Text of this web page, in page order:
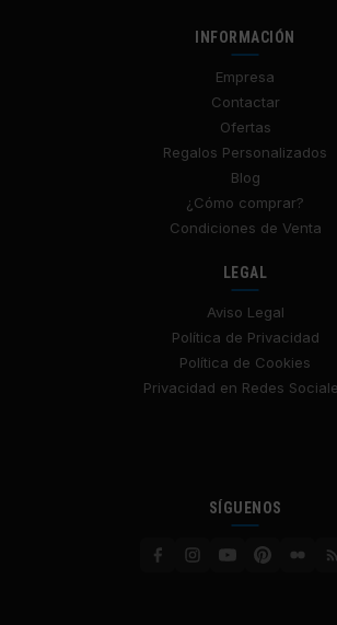
INFORMACIÓN
Empresa
Contactar
Ofertas
Regalos Personalizados
Blog
¿Cómo comprar?
Condiciones de Venta
LEGAL
Aviso Legal
Política de Privacidad
Política de Cookies
Privacidad en Redes
SÍGUENOS